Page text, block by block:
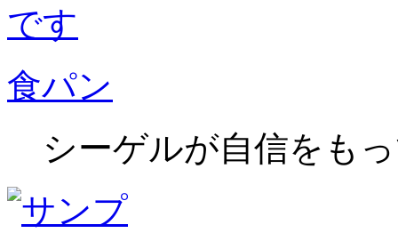
食パン
シーゲルが自信をも